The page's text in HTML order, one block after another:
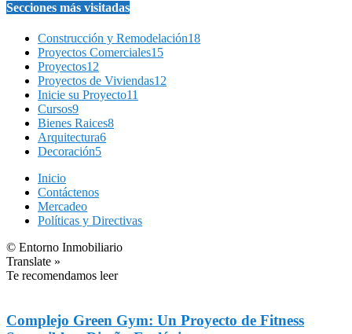
Secciones más visitadas
Construcción y Remodelación18
Proyectos Comerciales15
Proyectos12
Proyectos de Viviendas12
Inicie su Proyecto11
Cursos9
Bienes Raices8
Arquitectura6
Decoración5
Inicio
Contáctenos
Mercadeo
Políticas y Directivas
© Entorno Inmobiliario
Translate »
Te recomendamos leer
Complejo Green Gym: Un Proyecto de Fitness